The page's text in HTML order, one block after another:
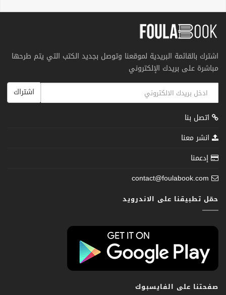
اشترك بالقائمة البريدية لموقعنا وتوصل بجديد الكتب التي يتم طرحها
مباشرة على بريدك الإلكتروني
اشتراك
اتصل بنا
انشر معنا
إدعمنا
contact@foulabook.com
حمّل تطبيقنا على الاندرويد
صفحتنا على الفايسبوك